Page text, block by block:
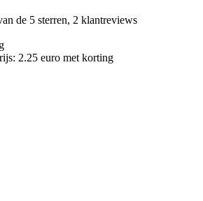
de 5 sterren, 2 klantreviews
2.25 euro met korting